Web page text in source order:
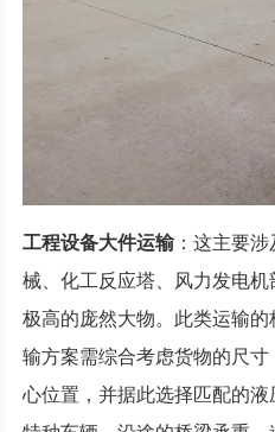
工程设备大件运输：这主要
械、化工反应塔、风力发电
极高的庞然大物。此类运输的
输方案需综合考虑货物的尺
心位置，并据此选择匹配的